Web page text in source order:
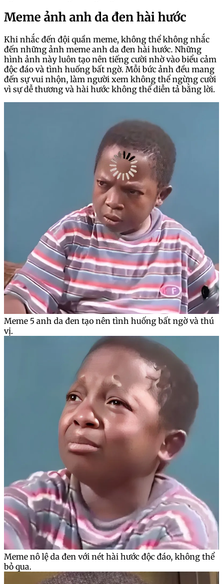
Meme ảnh anh da đen hài hước
Khi nhắc đến đội quần meme, không thể không nhắc
đến những ảnh meme anh da đen hài hước. Những
hình ảnh này luôn tạo nên tiếng cười nhờ vào biểu cảm
độc đáo và tình huống bất ngờ. Mỗi bức ảnh đều mang
đến sự vui nhộn, làm người xem không thể ngừng cười
vì sự dễ thương và hài hước không thể diễn tả bằng lời.
Meme 5 anh da đen tạo nên tình huống bất ngờ và thú
vị.
Meme nô lệ da đen với nét hài hước độc đáo, không thể
bỏ qua.